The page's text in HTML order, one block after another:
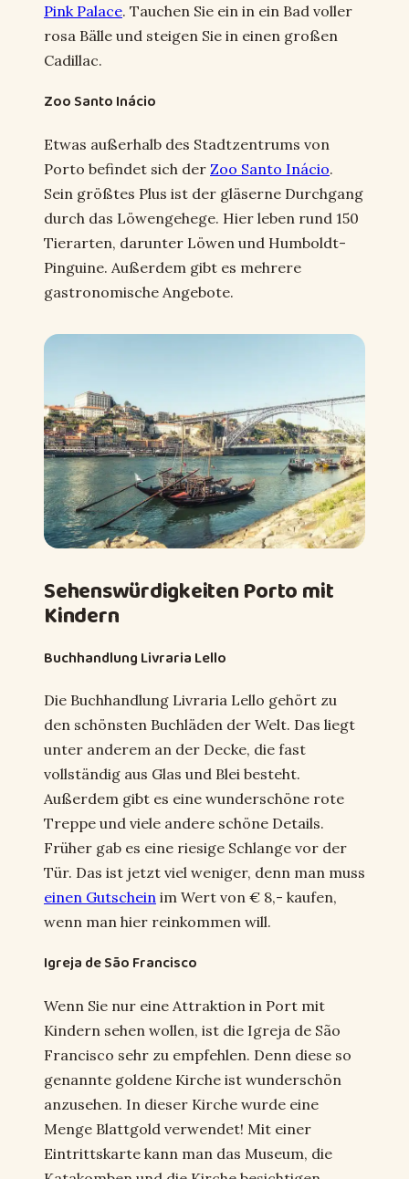
Pink Palace. Tauchen Sie ein in ein Bad voller
rosa Bälle und steigen Sie in einen großen
Cadillac.
Zoo Santo Inácio
Etwas außerhalb des Stadtzentrums von
Porto befindet sich der Zoo Santo Inácio.
Sein größtes Plus ist der gläserne Durchgang
durch das Löwengehege. Hier leben rund 150
Tierarten, darunter Löwen und Humboldt-
Pinguine. Außerdem gibt es mehrere
gastronomische Angebote.
Sehenswürdigkeiten Porto mit
Kindern
Buchhandlung Livraria Lello
Die Buchhandlung Livraria Lello gehört zu
den schönsten Buchläden der Welt. Das liegt
unter anderem an der Decke, die fast
vollständig aus Glas und Blei besteht.
Außerdem gibt es eine wunderschöne rote
Treppe und viele andere schöne Details.
Früher gab es eine riesige Schlange vor der
Tür. Das ist jetzt viel weniger, denn man muss
einen Gutschein im Wert von € 8,- kaufen,
wenn man hier reinkommen will.
Igreja de São Francisco
Wenn Sie nur eine Attraktion in Port mit
Kindern sehen wollen, ist die Igreja de São
Francisco sehr zu empfehlen. Denn diese so
genannte goldene Kirche ist wunderschön
anzusehen. In dieser Kirche wurde eine
Menge Blattgold verwendet! Mit einer
Eintrittskarte kann man das Museum, die